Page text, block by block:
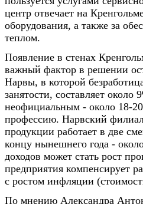
центр отвечает на
оборудования, а также за
теплом.
Появление в стенах
важный фактор в решении
Нарвы, в которой
занятости, составляет
неофициальным - около 18-
профессию. Нарвский филиал
продукции работает в две
концу нынешнего года -
доходов может стать рост
предприятия компенсирует
с ростом инфляции
По мнению Александра